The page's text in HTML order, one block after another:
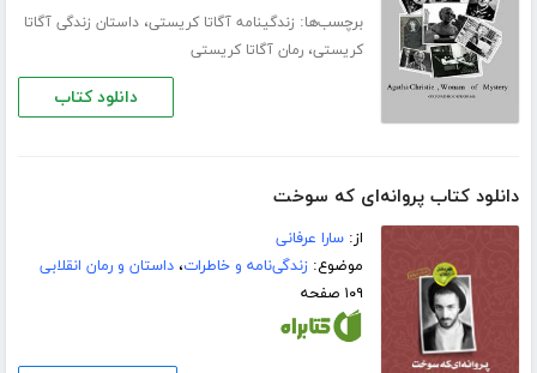
برچسب‌ها: زندگینامه آگاتا کریستی،داستان زندگی آگاتا
کریستی،رمان آگاتا کریستی
دانلود کتاب
دانلود کتاب پروانه‌ای که سوخت
از:سارا عرفانی
موضوع:زندگی‌نامه و خاطرات،داستان و رمان انقلابی
۱۰۹ صفحه